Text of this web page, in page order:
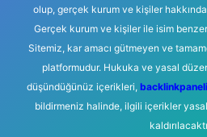
olup, gerçek kurum ve kişiler hakkında
Gerçek kurum ve kişiler ile isim
Sitemiz, kar amacı gütmeyen ve
platformudur. Hukuka ve yasal
düşündüğünüz içerikleri,
bildirmeniz halinde, ilgili içerikler